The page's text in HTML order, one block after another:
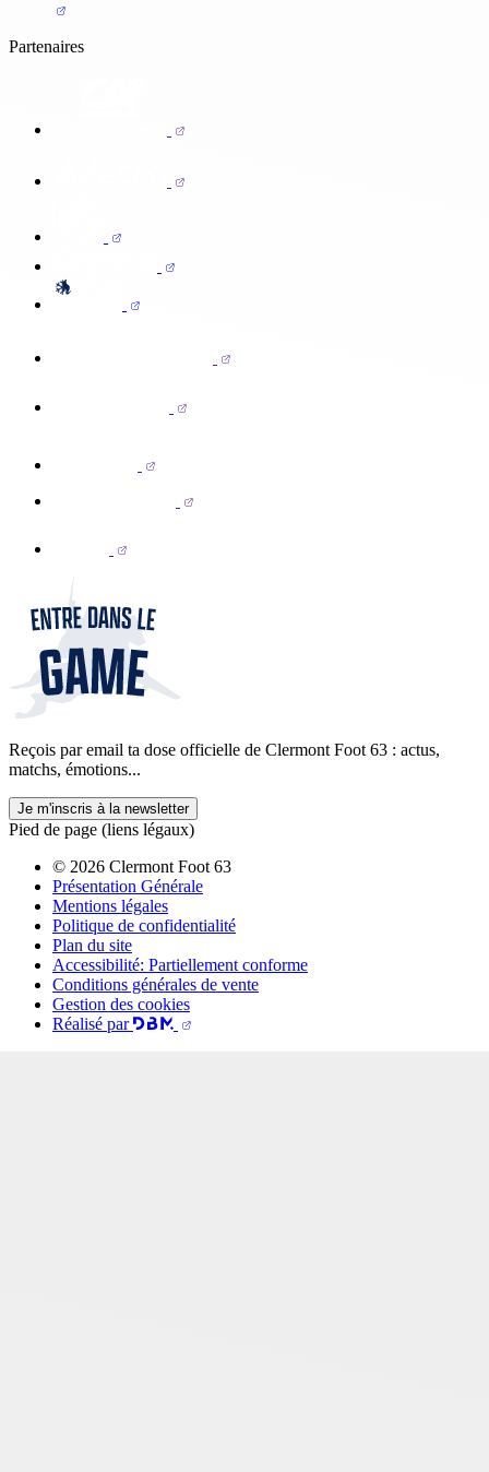
Partenaires
Reçois par email ta dose officielle de Clermont Foot 63 : actus,
matchs, émotions...
Je m'inscris à la newsletter
Pied de page (liens légaux)
© 2026 Clermont Foot 63
Présentation Générale
Mentions légales
Politique de confidentialité
Plan du site
Accessibilité: Partiellement conforme
Conditions générales de vente
Gestion des cookies
Réalisé par